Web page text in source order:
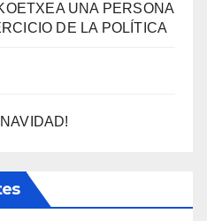
UNA PERSONA
DE LA POLÍTICA